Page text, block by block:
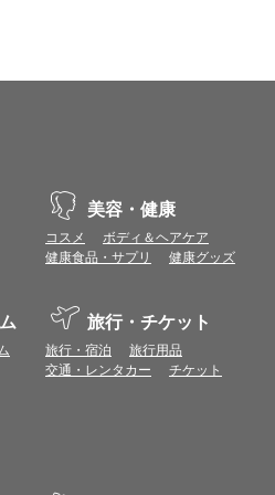
が使用できる環境でご利用ください。
トまたは表示ポイント数をプレミアムポイ
。
があります。ポイント付与時期はショップご
ましては表示ポイント数と付与ポイント数
トは付きません。
ならない場合があります。
。
。
る場合があります。各ショップからご注文後
美容・健康
コスメ
ボディ＆ヘアケア
健康食品・サプリ
健康グッズ
旅行・チケット
旅行・宿泊
旅行用品
交通・レンタカー
チケット